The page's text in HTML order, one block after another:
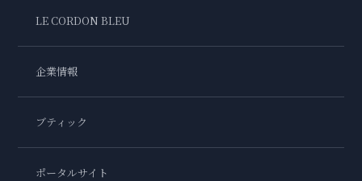
LE CORDON BLEU
企業情報
ブティック
ポータルサイト